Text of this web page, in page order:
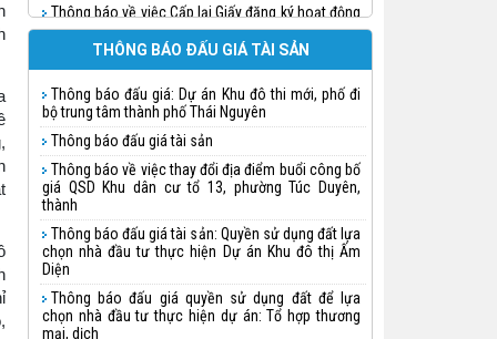
Thông báo về việc Cấp lại Giấy đăng ký hoạt động
cho Công ty đấu giá hợp danh Tuấn Khánh
Thông báo quyết định Đăng ký tập sự hành nghề
Thông báo quyết định Đăng ký tập sự hành nghề
công chứng (Triệu Thị Thanh Doãn)
Thông báo quyết định Đăng ký tập sự hành nghề
công chứng
Thông báo quyết định Đăng ký tập sự hành nghề
công chứng (Chu Ngọc Linh)
Thông báo về việc đăng ký hành nghề và cấp thẻ
Thừa phát lại cho bà Lưu Vũ Nhật Minh
Thông báo về việc thành lập Văn phòng Thừa
phát lại trên địa bàn tỉnh Thái Nguyên
THÔNG BÁO ĐẤU GIÁ TÀI SẢN
Thông báo đấu giá: Dự án Khu đô thi mới, phố đi
bộ trung tâm thành phố Thái Nguyên
Thông báo đấu giá tài sản
Thông báo về việc thay đổi địa điểm buổi công bố
giá QSD Khu dân cư tổ 13, phường Túc Duyên,
thành
Thông báo đấu giá tài sản: Quyền sử dụng đất lựa
chọn nhà đầu tư thực hiện Dự án Khu đô thị Ấm
Diện
Thông báo đấu giá quyền sử dụng đất để lựa
chọn nhà đầu tư thực hiện dự án: Tổ hợp thương
mại, dịch